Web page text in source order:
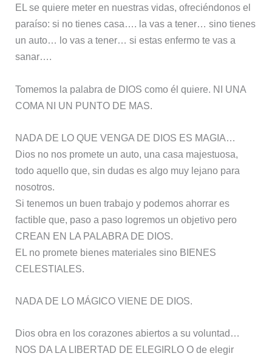
EL se quiere meter en nuestras vidas, ofreciéndonos el
paraíso: si no tienes casa…. la vas a tener… sino tienes
un auto… lo vas a tener… si estas enfermo te vas a
sanar….
Tomemos la palabra de DIOS como él quiere. NI UNA
COMA NI UN PUNTO DE MAS.
NADA DE LO QUE VENGA DE DIOS ES MAGIA…
Dios no nos promete un auto, una casa majestuosa,
todo aquello que, sin dudas es algo muy lejano para
nosotros.
Si tenemos un buen trabajo y podemos ahorrar es
factible que, paso a paso logremos un objetivo pero
CREAN EN LA PALABRA DE DIOS.
EL no promete bienes materiales sino BIENES
CELESTIALES.
NADA DE LO MÁGICO VIENE DE DIOS.
Dios obra en los corazones abiertos a su voluntad…
NOS DA LA LIBERTAD DE ELEGIRLO O de elegir